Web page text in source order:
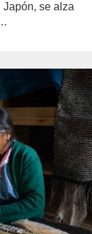
se alza